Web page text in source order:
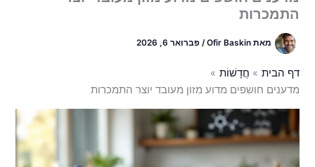
התמכרות
מאתOfir Baskin
/פברואר 6, 2026
דף הבית
חֲדָשׁוֹת
מדענים חושפים מדוע מזון מעובד יוצר התמכרות